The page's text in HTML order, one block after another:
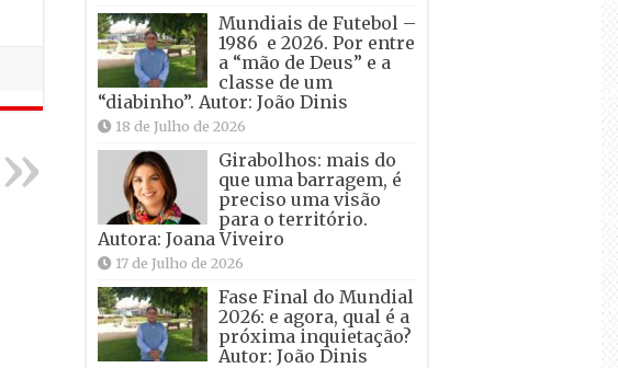
Mundiais de Futebol –
1986 e 2026. Por entre
a “mão de Deus” e a
classe de um
“diabinho”. Autor: João Dinis
18 de Julho de 2026
Girabolhos: mais do
que uma barragem, é
preciso uma visão
para o território.
Autora: Joana Viveiro
17 de Julho de 2026
Fase Final do Mundial
2026: e agora, qual é a
próxima inquietação?
Autor: João Dinis